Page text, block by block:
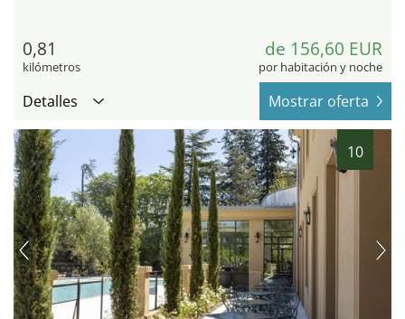
0,81
kilómetros
de 156,60 EUR
por habitación y noche
Detalles Mostrar oferta
10